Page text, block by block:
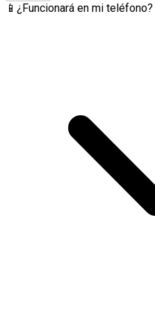
📱 ¿Funcionará en mi teléfono?